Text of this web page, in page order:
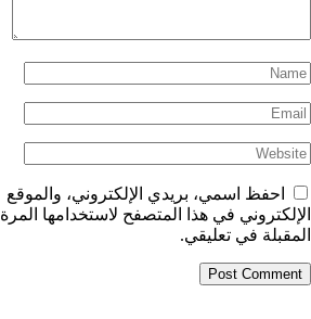
احفظ اسمي، بريدي الإلكتروني، والموقع
الإلكتروني في هذا المتصفح لاستخدامها المرة
المقبلة في تعليقي.